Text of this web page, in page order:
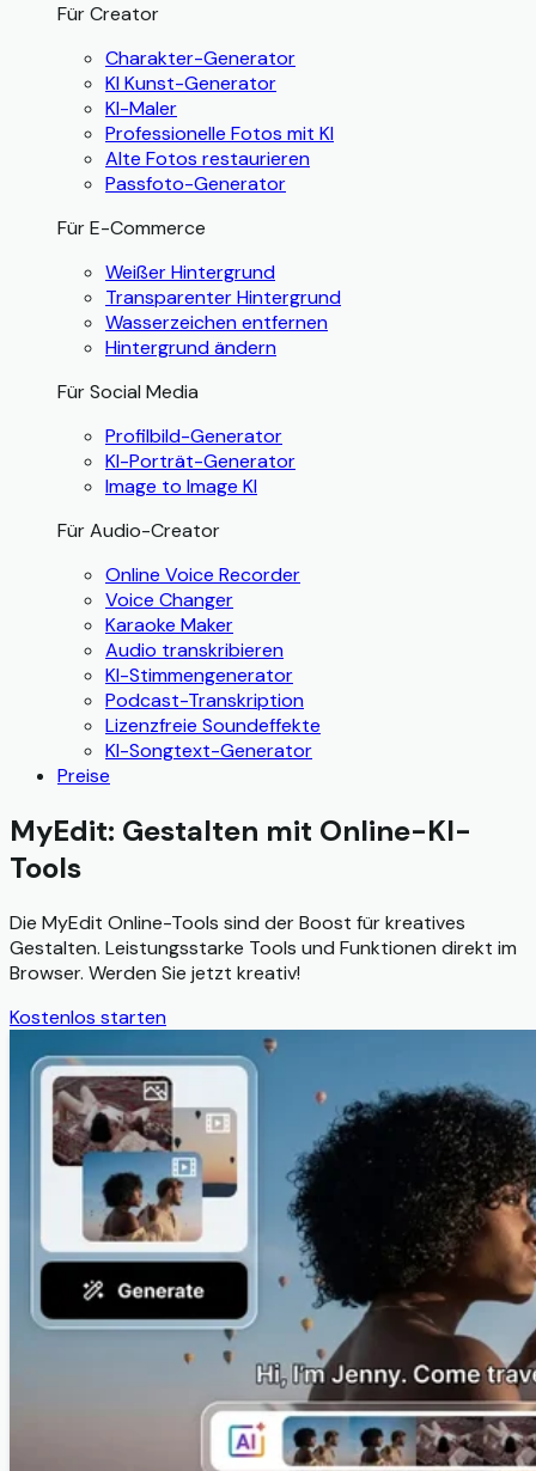
Für Creator
Charakter-Generator
KI Kunst-Generator
KI-Maler
Professionelle Fotos mit KI
Alte Fotos restaurieren
Passfoto-Generator
Für E-Commerce
Weißer Hintergrund
Transparenter Hintergrund
Wasserzeichen entfernen
Hintergrund ändern
Für Social Media
Profilbild-Generator
KI-Porträt-Generator
Image to Image KI
Für Audio-Creator
Online Voice Recorder
Voice Changer
Karaoke Maker
Audio transkribieren
KI-Stimmengenerator
Podcast-Transkription
Lizenzfreie Soundeffekte
KI-Songtext-Generator
Preise
MyEdit: Gestalten mit Online-KI-
Tools
Die MyEdit Online-Tools sind der Boost für kreatives
Gestalten. Leistungsstarke Tools und Funktionen direkt im
Browser. Werden Sie jetzt kreativ!
Kostenlos starten